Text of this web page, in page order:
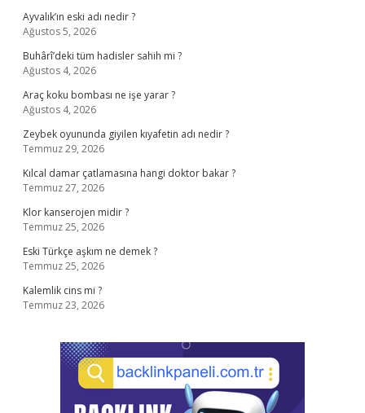
Ayvalık’ın eski adı nedir ?
Ağustos 5, 2026
Buhârî’deki tüm hadisler sahih mi ?
Ağustos 4, 2026
Araç koku bombası ne işe yarar ?
Ağustos 4, 2026
Zeybek oyununda giyilen kıyafetin adı nedir ?
Temmuz 29, 2026
Kılcal damar çatlamasına hangi doktor bakar ?
Temmuz 27, 2026
Klor kanserojen midir ?
Temmuz 25, 2026
Eski Türkçe aşkım ne demek ?
Temmuz 25, 2026
Kalemlik cins mi ?
Temmuz 23, 2026